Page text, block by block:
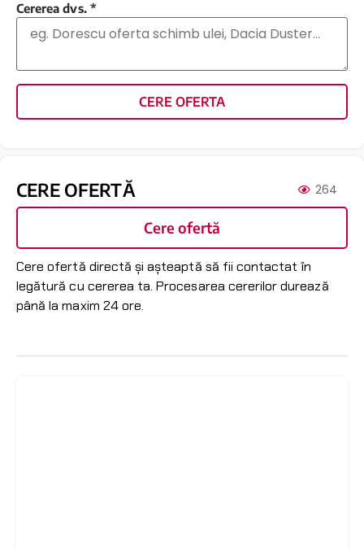
Cererea dvs. *
CERE OFERTA
CERE OFERTĂ 264
Cere ofertă
Cere ofertă directă și așteaptă să fii contactat în
legătură cu cererea ta. Procesarea cererilor durează
până la maxim 24 ore.